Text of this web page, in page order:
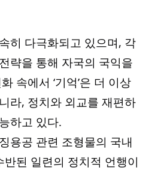
히 다극화되고 있으며, 각
략을 통해 자국의 국익을
속에서 ‘기억’은 더 이상
라, 정치와 외교를 재편하
하고 있다.
용공 관련 조형물의 국내
된 일련의 정치적 언행이